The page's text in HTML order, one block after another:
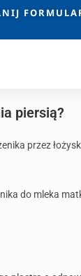
piersią?
przez
do mleka